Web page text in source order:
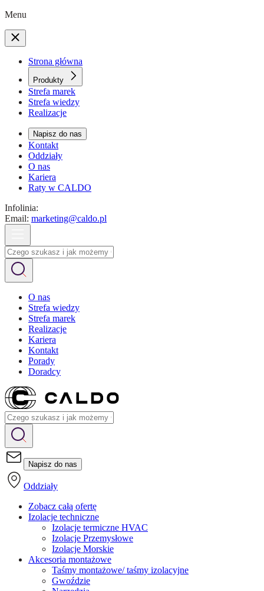
Menu
Strona główna
Produkty
Strefa marek
Strefa wiedzy
Realizacje
Napisz do nas
Kontakt
Oddziały
O nas
Kariera
Raty w CALDO
Infolinia:
Email: marketing@caldo.pl
O nas
Strefa wiedzy
Strefa marek
Realizacje
Kariera
Kontakt
Porady
Doradcy
Napisz do nas
Oddziały
Zobacz całą ofertę
Izolacje techniczne
Izolacje termiczne HVAC
Izolacje Przemysłowe
Izolacje Morskie
Akcesoria montażowe
Taśmy montażowe/ taśmy izolacyjne
Gwoździe